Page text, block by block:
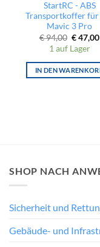
StartRC - ABS
Transportkoffer für
Mavic 3 Pro
€94,00
Preis
war:
€ 94,00
€47,00
1 auf Lager
IN DEN
SHOP NACH
Sicherheit und
Gebäude- und